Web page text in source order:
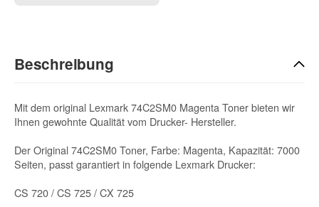
Beschreibung
Mit dem original Lexmark 74C2SM0 Magenta Toner bieten wir
Ihnen gewohnte Qualität vom Drucker- Hersteller.
Der Original 74C2SM0 Toner, Farbe: Magenta, Kapazität: 7000
Seiten, passt garantiert in folgende Lexmark Drucker:
CS 720 / CS 725 / CX 725